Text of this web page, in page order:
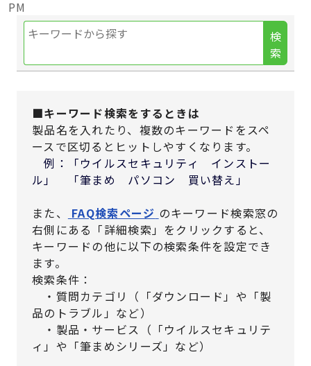
PM
検
索
■キーワード検索をするときは
製品名を入れたり、複数のキーワードをスペ
ースで区切るとヒットしやすくなります。
例：「ウイルスセキュリティ インストー
ル」 「筆まめ パソコン 買い替え」
また、
FAQ検索ページ のキーワード検索窓の
右側にある「詳細検索」をクリックすると、
キーワードの他に以下の検索条件を設定でき
ます。
検索条件：
・質問カテゴリ（「ダウンロード」や「製
品のトラブル」など）
・製品・サービス（「ウイルスセキュリテ
ィ」や「筆まめシリーズ」など）